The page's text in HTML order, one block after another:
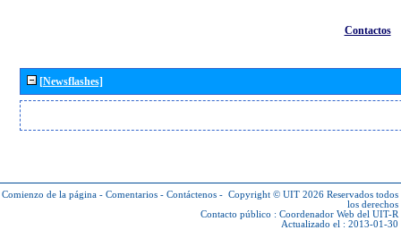
Contactos
[Newsflashes]
Comienzo de la página - Comentarios - Contáctenos - Copyright © UIT 2026 Reservados todos
los derechos
Contacto público : Coordenador Web del UIT-R
Actualizado el : 2013-01-30